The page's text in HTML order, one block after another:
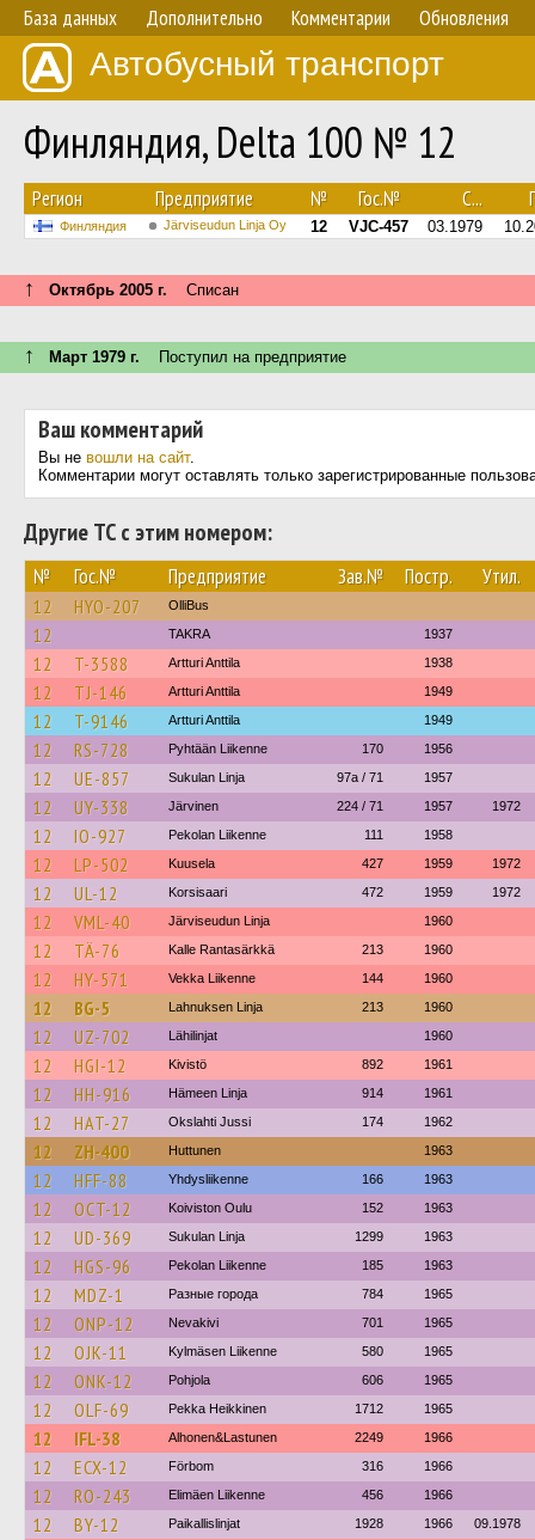
База данных Дополнительно Комментарии Обновления
Автобусный транспорт
Финляндия, Delta 100 № 12
Регион Предприятие № Гос.№ С...
Финляндия Järviseudun Linja Oy 12 VJC-457 03.1979
↑ Октябрь 2005 г. Списан
↑ Март 1979 г. Поступил на предприятие
Ваш комментарий
Вы не вошли на сайт.
Комментарии могут оставлять только зарегистрированные
Другие ТС с этим номером:
№ Гос.№ Предприятие Зав.№ Постр. Утил.
12 HYO-207 OlliBus
12 TAKRA 1937
12 T-3588 Artturi Anttila 1938
12 TJ-146 Artturi Anttila 1949
12 T-9146 Artturi Anttila 1949
12 RS-728 Pyhtään Liikenne 170 1956
12 UE-857 Sukulan Linja 97a / 71 1957
12 UY-338 Järvinen 224 / 71 1957 1972
12 IO-927 Pekolan Liikenne 111 1958
12 LP-502 Kuusela 427 1959 1972
12 UL-12 Korsisaari 472 1959 1972
12 VML-40 Järviseudun Linja 1960
12 TÄ-76 Kalle Rantasärkkä 213 1960
12 HY-571 Vekka Liikenne 144 1960
12 BG-5 Lahnuksen Linja 213 1960
12 UZ-702 Lähilinjat 1960
12 HGI-12 Kivistö 892 1961
12 HH-916 Hämeen Linja 914 1961
12 HAT-27 Okslahti Jussi 174 1962
12 ZH-400 Huttunen 1963
12 HFF-88 Yhdysliikenne 166 1963
12 OCT-12 Koiviston Oulu 152 1963
12 UD-369 Sukulan Linja 1299 1963
12 HGS-96 Pekolan Liikenne 185 1963
12 MDZ-1 Разные города 784 1965
12 ONP-12 Nevakivi 701 1965
12 OJK-11 Kylmäsen Liikenne 580 1965
12 ONK-12 Pohjola 606 1965
12 OLF-69 Pekka Heikkinen 1712 1965
12 IFL-38 Alhonen&Lastunen 2249 1966
12 ECX-12 Förbom 316 1966
12 RO-243 Elimäen Liikenne 456 1966
12 BY-12 Paikallislinjat 1928 1966 09.1978